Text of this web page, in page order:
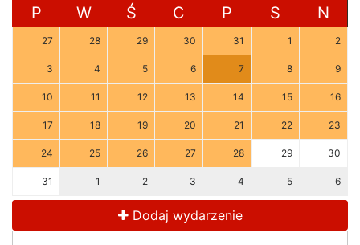
P W Ś C P S N
27 28 29 30 31 1 2
3 4 5 6 7 8 9
10 11 12 13 14 15 16
17 18 19 20 21 22 23
24 25 26 27 28 29 30
31 1 2 3 4 5 6
Dodaj wydarzenie